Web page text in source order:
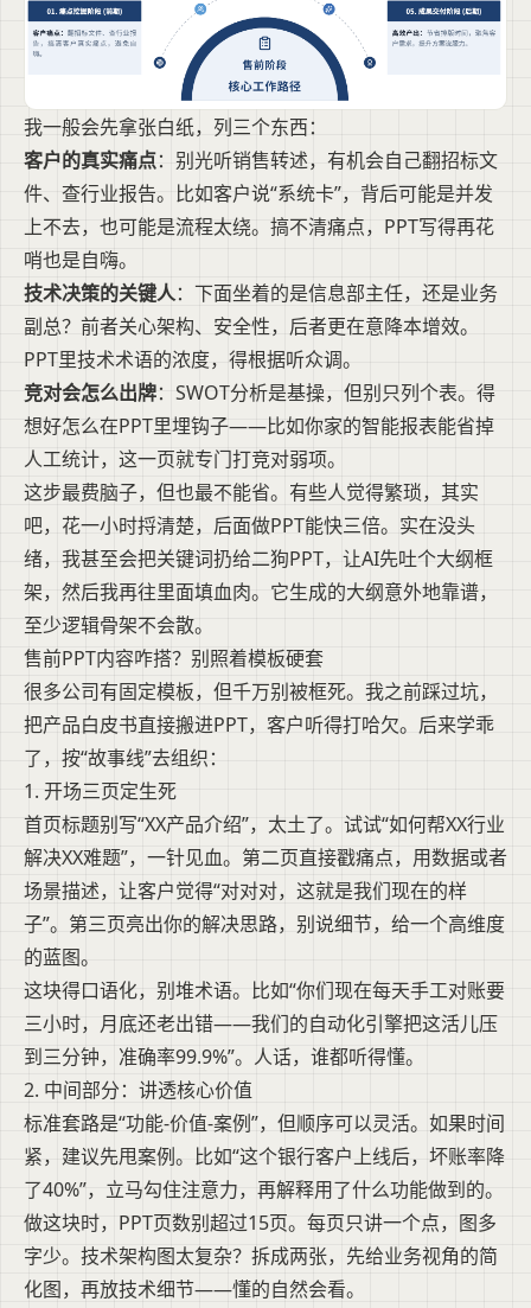
我一般会先拿张白纸，列三个东西：
客户的真实痛点：别光听销售转述，有机会自己翻招标文
件、查行业报告。比如客户说“系统卡”，背后可能是并发
上不去，也可能是流程太绕。搞不清痛点，PPT写得再花
哨也是自嗨。
技术决策的关键人：下面坐着的是信息部主任，还是业务
副总？前者关心架构、安全性，后者更在意降本增效。
PPT里技术术语的浓度，得根据听众调。
竞对会怎么出牌：SWOT分析是基操，但别只列个表。得
想好怎么在PPT里埋钩子——比如你家的智能报表能省掉
人工统计，这一页就专门打竞对弱项。
这步最费脑子，但也最不能省。有些人觉得繁琐，其实
吧，花一小时捋清楚，后面做PPT能快三倍。实在没头
绪，我甚至会把关键词扔给二狗PPT，让AI先吐个大纲框
架，然后我再往里面填血肉。它生成的大纲意外地靠谱，
至少逻辑骨架不会散。
售前PPT内容咋搭？别照着模板硬套
很多公司有固定模板，但千万别被框死。我之前踩过坑，
把产品白皮书直接搬进PPT，客户听得打哈欠。后来学乖
了，按“故事线”去组织：
1. 开场三页定生死
首页标题别写“XX产品介绍”，太土了。试试“如何帮XX行业
解决XX难题”，一针见血。第二页直接戳痛点，用数据或者
场景描述，让客户觉得“对对对，这就是我们现在的样
子”。第三页亮出你的解决思路，别说细节，给一个高维度
的蓝图。
这块得口语化，别堆术语。比如“你们现在每天手工对账要
三小时，月底还老出错——我们的自动化引擎把这活儿压
到三分钟，准确率99.9%”。人话，谁都听得懂。
2. 中间部分：讲透核心价值
标准套路是“功能-价值-案例”，但顺序可以灵活。如果时间
紧，建议先甩案例。比如“这个银行客户上线后，坏账率降
了40%”，立马勾住注意力，再解释用了什么功能做到的。
做这块时，PPT页数别超过15页。每页只讲一个点，图多
字少。技术架构图太复杂？拆成两张，先给业务视角的简
化图，再放技术细节——懂的自然会看。